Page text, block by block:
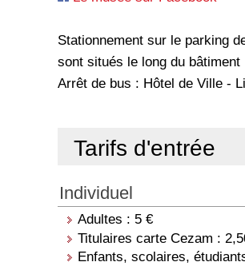
Stationnement sur le parking
sont situés le long du bâtiment
Arrêt de bus : Hôtel de Ville -
Tarifs d'entrée
Individuel
Adultes : 5 €
Titulaires carte Cezam :
Enfants, scolaires,